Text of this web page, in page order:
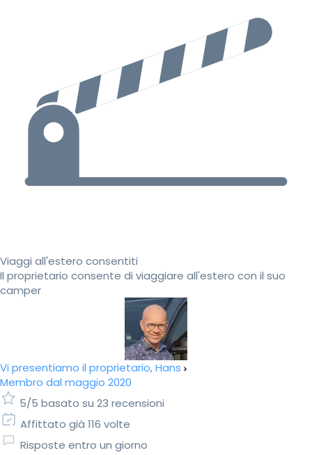
Viaggi all'estero consentiti
Il proprietario consente di viaggiare all'estero con il suo
camper
Vi presentiamo il proprietario, Hans
Membro dal maggio 2020
5/5 basato su 23 recensioni
Affittato già 116 volte
Risposte entro un giorno